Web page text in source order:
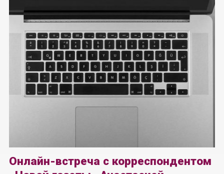
Онлайн-встреча с корреспондентом